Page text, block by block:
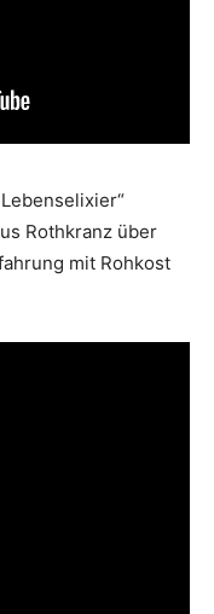
Rothkranz über
mit Rohkost